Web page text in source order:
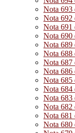
Nota 693
Nota 692
Nota 691
Nota 690
Nota 689
Nota 688
Nota 687
Nota 686
Nota 685
Nota 684
Nota 683
Nota 682
Nota 681
Nota 680